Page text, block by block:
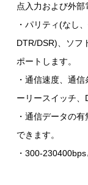
点入力および外部
・パリティ(なし
DTR/DSR)、ソフ
ポートします。
・通信速度、通
ーリースイッチ、
・通信データの
できます。
・300-